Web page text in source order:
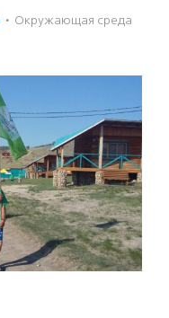
· Окружающая среда